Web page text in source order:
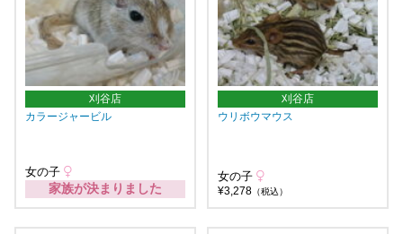
刈谷店
カラージャービル
女の子
家族が決まりました
刈谷店
ウリボウマウス
女の子
¥3,278 （税込）